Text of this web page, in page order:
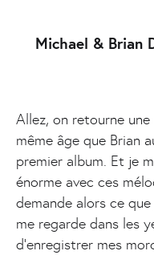
Michael & Brian
Allez, on retourne une
même âge que Brian
premier album. Et je
énorme avec ces
demande alors ce
me regarde dans les
d’enregistrer mes